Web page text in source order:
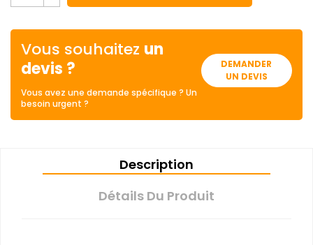
Vous souhaitez un
devis ?
Vous avez une demande spécifique ? Un
besoin urgent ?
DEMANDER
UN DEVIS
Description
Détails Du Produit